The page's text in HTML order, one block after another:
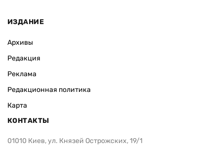
ИЗДАНИЕ
Архивы
Редакция
Реклама
Редакционная политика
Карта
КОНТАКТЫ
01010 Киев, ул. Князей Острожских, 19/1